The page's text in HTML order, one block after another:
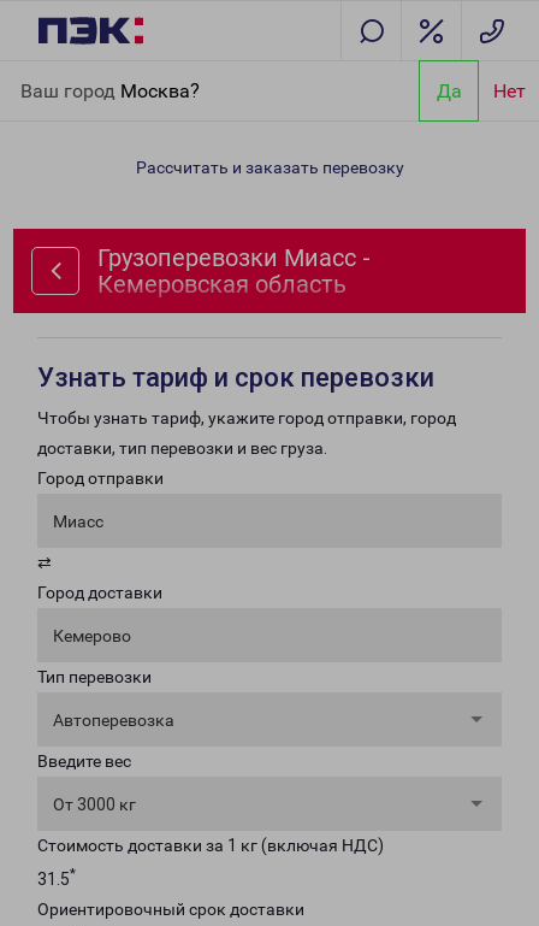
Ваш город Москва? Да Нет
область
Рассчитать и заказать перевозку
Грузоперевозки Миасс -
Кемеровская область
Узнать тариф и срок перевозки
Чтобы узнать тариф, укажите город отправки, город
доставки, тип перевозки и вес груза.
Город отправки
Миасс
⇄
Город доставки
Кемерово
Тип перевозки
Автоперевозка
Введите вес
От 3000 кг
Стоимость доставки за 1 кг (включая НДС)
31.5*
Ориентировочный срок доставки